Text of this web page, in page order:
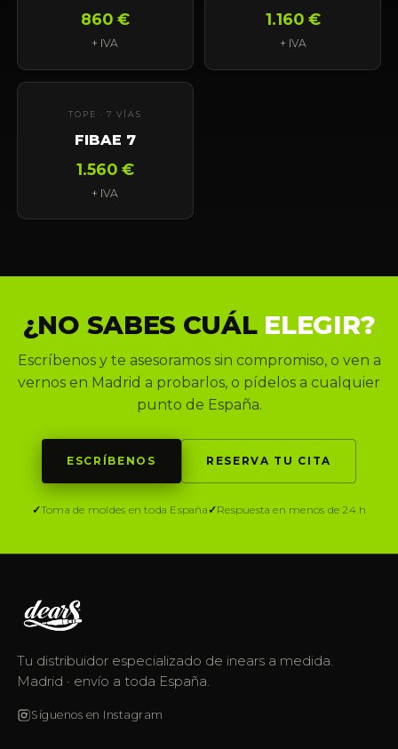
860 €
+ IVA
1.160 €
+ IVA
TOPE · 7 VÍAS
FIBAE 7
1.560 €
+ IVA
¿NO SABES CUÁL ELEGIR?
Escríbenos y te asesoramos sin compromiso, o ven a
vernos en Madrid a probarlos, o pídelos a cualquier
punto de España.
ESCRÍBENOS RESERVA TU CITA
Toma de moldes en toda España Respuesta en menos de 24 h
Tu distribuidor especializado de inears a medida.
Madrid · envío a toda España.
Síguenos en Instagram